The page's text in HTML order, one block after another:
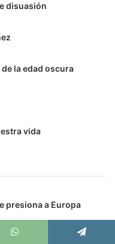
disuasión
de la edad oscura
vida
presiona a Europa
disuasión